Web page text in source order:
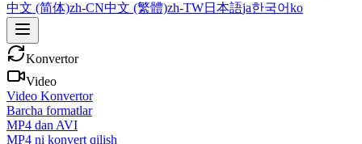
中文 (简体)zh-CN中文 (繁體)zh-TW日本語ja한국어ko
Konvertor
Video
Video Konvertor
Barcha formatlar
MP4 dan AVI
MP4 ni konvert qilish